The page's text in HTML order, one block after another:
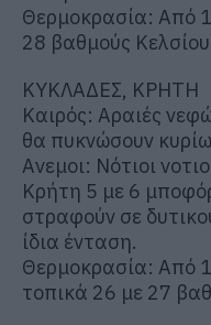
Θερμοκρασία: Από
28 βαθμούς
ΚΥΚΛΑΔΕΣ, ΚΡΗΤΗ
Καιρός: Αραιές
θα πυκνώσουν
Ανεμοι: Νότιοι
Κρήτη 5 με 6
στραφούν σε
ίδια ένταση.
Θερμοκρασία: Από
τοπικά 26 με 27